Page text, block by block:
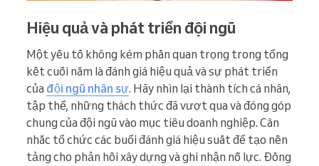
Hiệu quả và phát triển đội ngũ
Một yếu tố không kém phần quan trọng trong tổng
kết cuối năm là đánh giá hiệu quả và sự phát triển
của đội ngũ nhân sự. Hãy nhìn lại thành tích cá nhân,
tập thể, những thách thức đã vượt qua và đóng góp
chung của đội ngũ vào mục tiêu doanh nghiệp. Cân
nhắc tổ chức các buổi đánh giá hiệu suất để tạo nền
tảng cho phản hồi xây dựng và ghi nhận nỗ lực. Đồng